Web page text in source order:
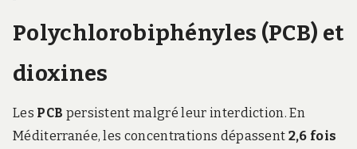
Polychlorobiphényles (PCB) et
dioxines
Les PCB persistent malgré leur interdiction. En
Méditerranée, les concentrations dépassent 2,6 fois